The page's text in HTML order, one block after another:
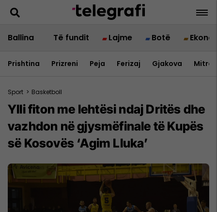
Ballina Të fundit Lajme Botë
Prishtina Prizreni Peja Ferizaj Gjakova
Sport > Basketboll
Ylli fiton me lehtësi ndaj Dritës dhe
vazhdon në gjysmëfinale të Kupës
së Kosovës ‘Agim Lluka’